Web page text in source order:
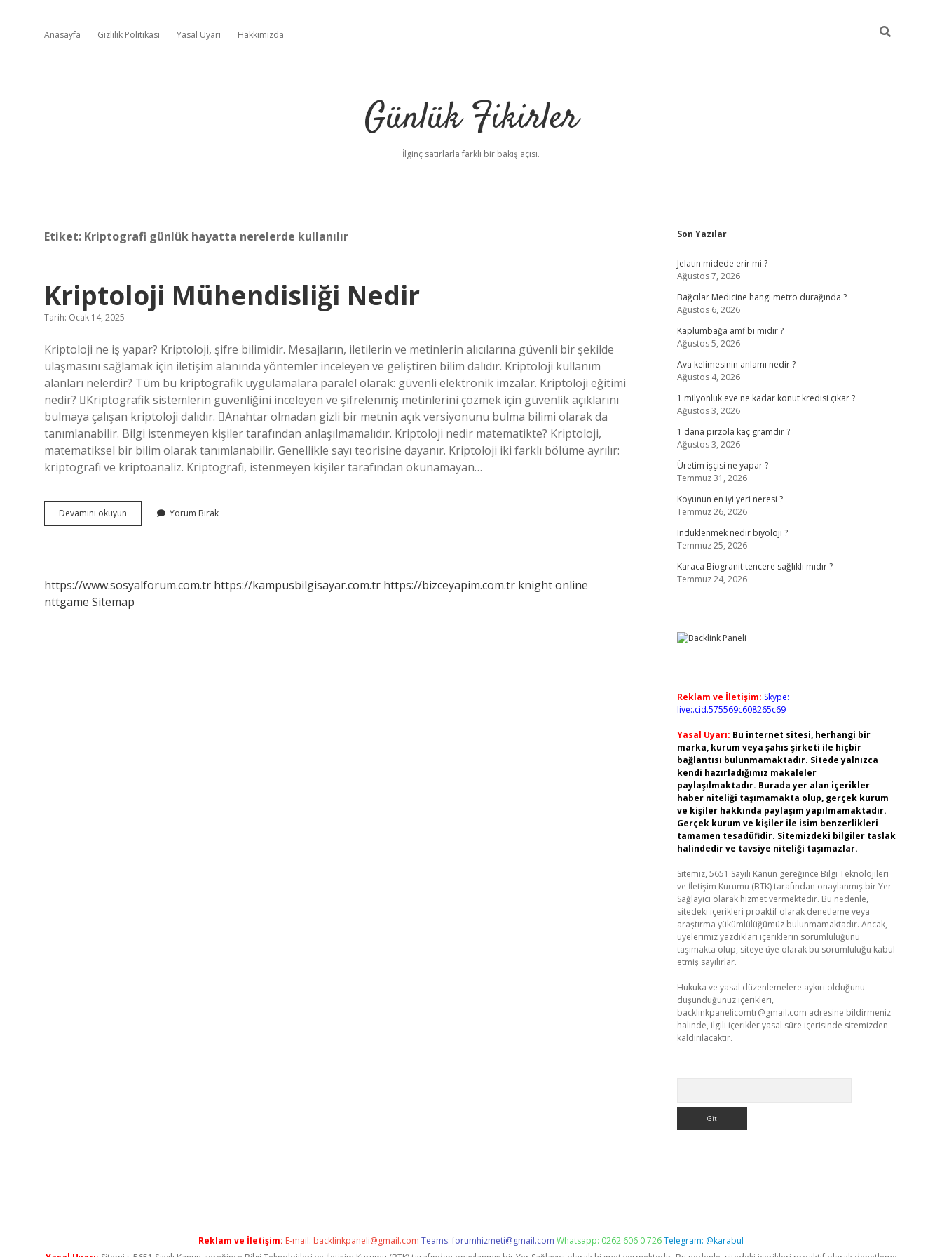
Anasayfa Gizlilik Politikası Yasal Uyarı Hakkımızda
Günlük Fikirler
İlginç satırlarla farklı bir bakış açısı.
Etiket: Kriptografi günlük hayatta nerelerde kullanılır
Kriptoloji Mühendisliği Nedir
Tarih: Ocak 14, 2025
Kriptoloji ne iş yapar? Kriptoloji, şifre bilimidir. Mesajların, iletilerin ve metinlerin alıcılarına güvenli bir şekilde
ulaşmasını sağlamak için iletişim alanında yöntemler inceleyen ve geliştiren bilim dalıdır. Kriptoloji kullanım
alanları nelerdir? Tüm bu kriptografik uygulamalara paralel olarak: güvenli elektronik imzalar. Kriptoloji eğitimi
nedir? Kriptografik sistemlerin güvenliğini inceleyen ve şifrelenmiş metinlerini çözmek için güvenlik açıklarını
bulmaya çalışan kriptoloji dalıdır. Anahtar olmadan gizli bir metnin açık versiyonunu bulma bilimi olarak da
tanımlanabilir. Bilgi istenmeyen kişiler tarafından anlaşılmamalıdır. Kriptoloji nedir matematikte? Kriptoloji,
matematiksel bir bilim olarak tanımlanabilir. Genellikle sayı teorisine dayanır. Kriptoloji iki farklı bölüme ayrılır:
kriptografi ve kriptoanaliz. Kriptografi, istenmeyen kişiler tarafından okunamayan…
Devamını okuyun Kriptoloji
Mühendisliği
Yorum Bırak
https://www.sosyalforum.com.tr https://kampusbilgisayar.com.tr https://bizceyapim.com.tr knight online
nttgame Sitemap
Sidebar
Son Yazılar
Jelatin midede erir mi ?
Ağustos 7, 2026
Bağcılar Medicine hangi metro durağında ?
Ağustos 6, 2026
Kaplumbağa amfibi midir ?
Ağustos 5, 2026
Ava kelimesinin anlamı nedir ?
Ağustos 4, 2026
1 milyonluk eve ne kadar konut kredisi çıkar ?
Ağustos 3, 2026
1 dana pirzola kaç gramdır ?
Ağustos 3, 2026
Üretim işçisi ne yapar ?
Temmuz 31, 2026
Koyunun en iyi yeri neresi ?
Temmuz 26, 2026
Indüklenmek nedir biyoloji ?
Temmuz 25, 2026
Karaca Biogranit tencere sağlıklı mıdır ?
Temmuz 24, 2026
Reklam ve İletişim: Skype:
live:.cid.575569c608265c69
Yasal Uyarı: Bu internet sitesi, herhangi bir
marka, kurum veya şahıs şirketi ile hiçbir
bağlantısı bulunmamaktadır. Sitede yalnızca
kendi hazırladığımız makaleler
paylaşılmaktadır. Burada yer alan içerikler
haber niteliği taşımamakta olup, gerçek kurum
ve kişiler hakkında paylaşım yapılmamaktadır.
Gerçek kurum ve kişiler ile isim benzerlikleri
tamamen tesadüfidir. Sitemizdeki bilgiler taslak
halindedir ve tavsiye niteliği taşımazlar.
Sitemiz, 5651 Sayılı Kanun gereğince Bilgi Teknolojileri
ve İletişim Kurumu (BTK) tarafından onaylanmış bir Yer
Sağlayıcı olarak hizmet vermektedir. Bu nedenle,
sitedeki içerikleri proaktif olarak denetleme veya
araştırma yükümlülüğümüz bulunmamaktadır. Ancak,
üyelerimiz yazdıkları içeriklerin sorumluluğunu
taşımakta olup, siteye üye olarak bu sorumluluğu kabul
etmiş sayılırlar.
Hukuka ve yasal düzenlemelere aykırı olduğunu
düşündüğünüz içerikleri,
backlinkpanelicomtr@gmail.com adresine bildirmeniz
halinde, ilgili içerikler yasal süre içerisinde sitemizden
kaldırılacaktır.
Reklam ve İletişim: E-mail: backlinkpaneli@gmail.com Teams:forumhizmeti@gmail.com Whatsapp: 0262 606 0 726Telegram: @karabul